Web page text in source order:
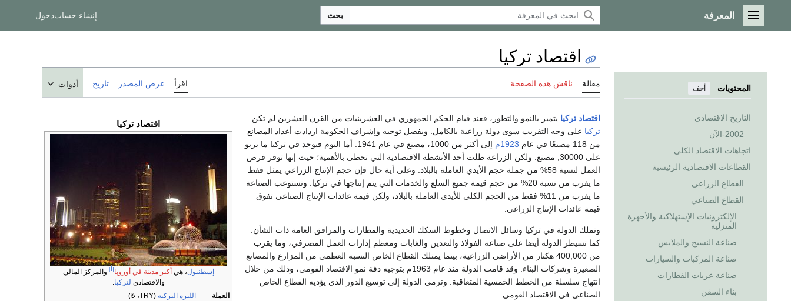
القائمة الرئيسية
المعرفة بحث إنشاء حسابدخول
المحتويات أخف
التاريخ الاقتصادي
2002-الآن
اتجاهات الاقتصاد الكلي
القطاعات الاقتصادية الرئيسية
القطاع الزراعي
القطاع الصناعي
الإلكترونيات الإستهلاكية والأجهزة
المنزلية
صناعة النسيج والملابس
صناعة المركبات والسيارات
صناعة عربات القطارات
بناء السفن
اقتصاد تركيا
مقالة ناقش هذه الصفحة اقرأ عرض المصدر تاريخ أدوات
اقتصادتركيا
إسطنبول، هي أكبر مدينة في أوروپا[أ] والمركز المالي
والاقتصادي لتركيا.
العملة
الليرة التركية (TRY، ₺)
اقتصاد تركيا يتميز بالنمو والتطور، فعند قيام الحكم الجمهوري في العشرينيات من القرن العشرين لم تكن
تركيا على وجه التقريب سوى دولة زراعية بالكامل. وبفضل توجيه وإشراف الحكومة ازدادت أعداد المصانع
من 118 مصنعًا في عام
1923م
إلى أكثر من 1000، مصنع في عام 1941. أما اليوم فيوجد في تركيا ما يربو
على 30000, مصنع. ولكن الزراعة ظلت أحد الأنشطة الاقتصادية التي تحظى بالأهمية؛ حيث إنها توفر فرص
العمل لنسبة 58% من جملة حجم الأيدي العاملة بالبلاد. وعلى أية حال فإن حجم الإنتاج الزراعي يمثل فقط
ما يقرب من نسبة 20% من حجم قيمة جميع السلع والخدمات التي يتم إنتاجها في تركيا. وتستوعب الصناعة
ما يقرب من 11% فقط من الحجم الكلي للأيدي العاملة بالبلاد، ولكن قيمة عائدات الإنتاج الصناعي تفوق
قيمة عائدات الإنتاج الزراعي.
وتملك الدولة في تركيا وسائل الاتصال وخطوط السكك الحديدية والمطارات والمرافق العامة ذات الشأن.
كما تسيطر الدولة أيضا على صناعة الفولاذ والتعدين والغابات ومعظم إدارات العمل المصرفي، وما يقرب
من 400,000 هكتار من الأراضي الزراعية، بينما يمتلك القطاع الخاص النسبة العظمى من المزارع والمصانع
الصغيرة وشركات البناء. وقد قامت الدولة منذ عام 1963م بتوجيه دفة نمو الاقتصاد القومي، وذلك من خلال
انتهاج سلسلة من الخطط الخمسية المتعاقبة. وترمي الدولة إلى توسيع الدور الذي يؤديه القطاع الخاص
الصناعي في الاقتصاد القومي.